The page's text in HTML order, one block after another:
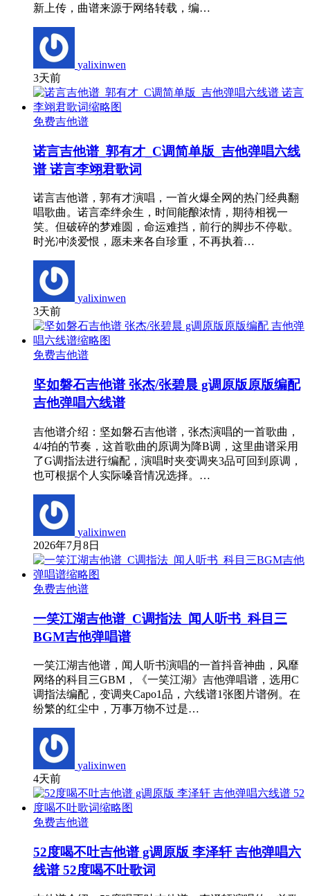
新上传，曲谱来源于网络转载，编…
yalixinwen
3天前
免费吉他谱
诺言吉他谱_郭有才_C调简单版_吉他弹唱六线
谱 诺言李翊君歌词
诺言吉他谱，郭有才演唱，一首火爆全网的热门经典翻
唱歌曲。诺言牵绊余生，时间能酿浓情，期待相视一
笑。但破碎的梦难圆，命运难挡，前行的脚步不停歇。
时光冲淡爱恨，愿未来各自珍重，不再执着…
yalixinwen
3天前
免费吉他谱
坚如磐石吉他谱 张杰/张碧晨 g调原版原版编配
吉他弹唱六线谱
吉他谱介绍：坚如磐石吉他谱，张杰演唱的一首歌曲，
4/4拍的节奏，这首歌曲的原调为降B调，这里曲谱采用
了G调指法进行编配，演唱时夹变调夹3品可回到原调，
也可根据个人实际嗓音情况选择。…
yalixinwen
2026年7月8日
免费吉他谱
一笑江湖吉他谱_C调指法_闻人听书_科目三
BGM吉他弹唱谱
一笑江湖吉他谱，闻人听书演唱的一首抖音神曲，风靡
网络的科目三GBM，《一笑江湖》吉他弹唱谱，选用C
调指法编配，变调夹Capo1品，六线谱1张图片谱例。在
纷繁的红尘中，万事万物不过是…
yalixinwen
4天前
免费吉他谱
52度喝不吐吉他谱 g调原版 李泽轩 吉他弹唱六
线谱 52度喝不吐歌词